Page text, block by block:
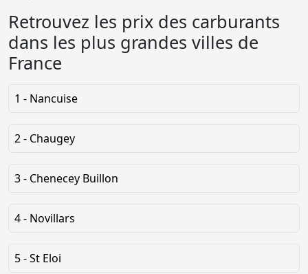
Retrouvez les prix des carburants
dans les plus grandes villes de
France
1 - Nancuise
2 - Chaugey
3 - Chenecey Buillon
4 - Novillars
5 - St Eloi